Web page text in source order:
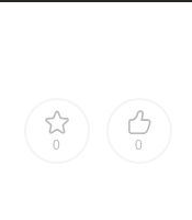
0 0